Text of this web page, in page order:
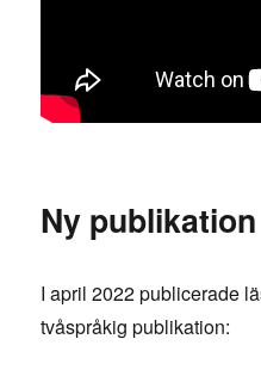
Ny publikation
I april 2022 publicerade
tvåspråkig publikation: